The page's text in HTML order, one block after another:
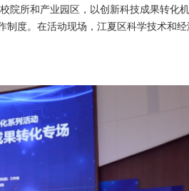
院所和产业园区，以创新科技成果转化机
制度。在活动现场，江夏区科学技术和